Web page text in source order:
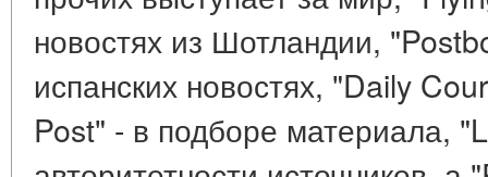
новостях из Шотландии,
испанских новостях, "Daily
Post" - в подборе материала,